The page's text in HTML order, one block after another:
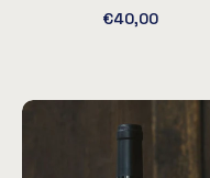
€40,00